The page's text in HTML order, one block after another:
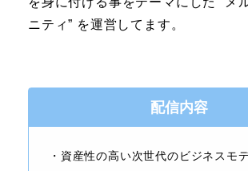
ニティ” を運営してます。
配信内容
・資産性の高い次世代のビジネスモ